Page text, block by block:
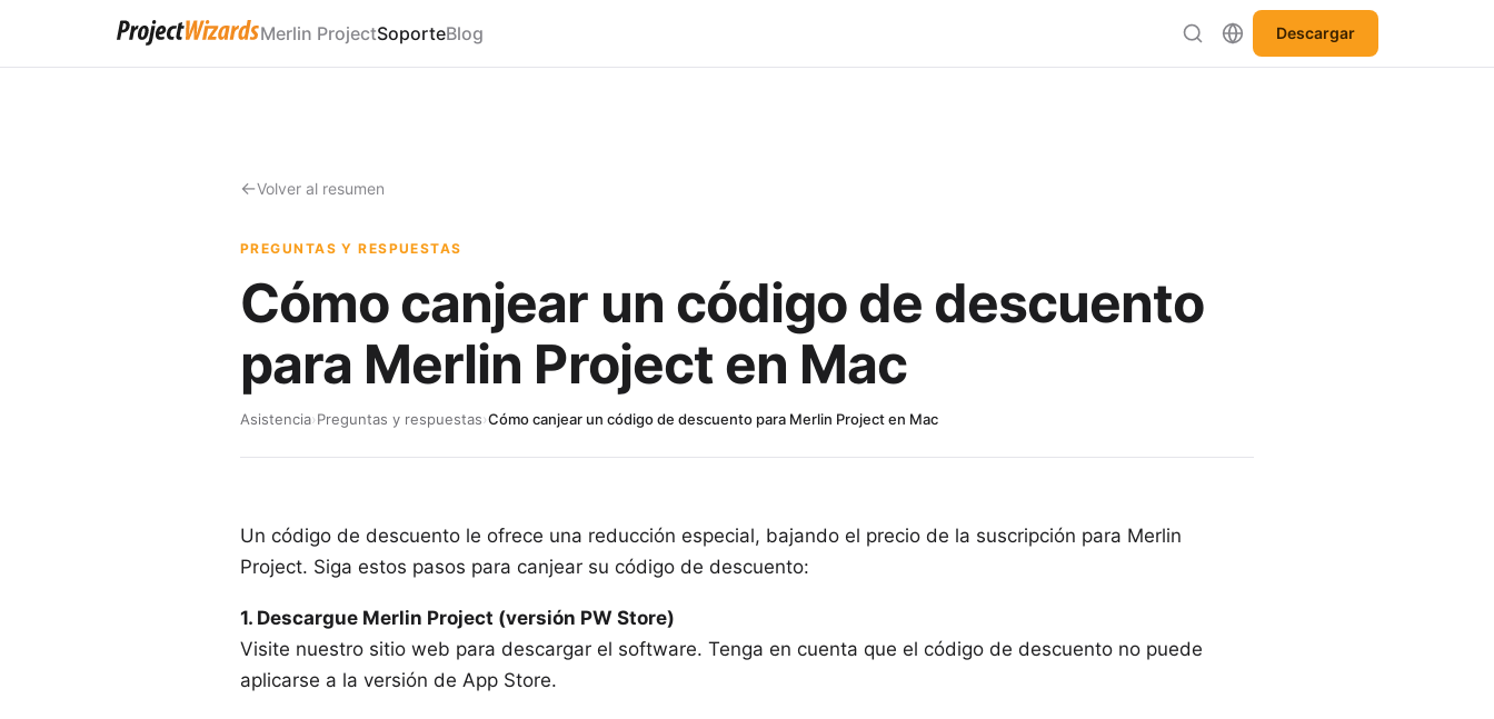
Merlin ProjectSoporteBlog Descargar
Volver al resumen
PREGUNTAS Y RESPUESTAS
Cómo canjear un código de descuento
para Merlin Project en Mac
Asistencia›Preguntas y respuestas›Cómo canjear un código de descuento para Merlin Project en Mac
Un código de descuento le ofrece una reducción especial, bajando el precio de la suscripción para Merlin
Project. Siga estos pasos para canjear su código de descuento:
1. Descargue Merlin Project (versión PW Store)
Visite nuestro sitio web para descargar el software. Tenga en cuenta que el código de descuento no puede
aplicarse a la versión de App Store.